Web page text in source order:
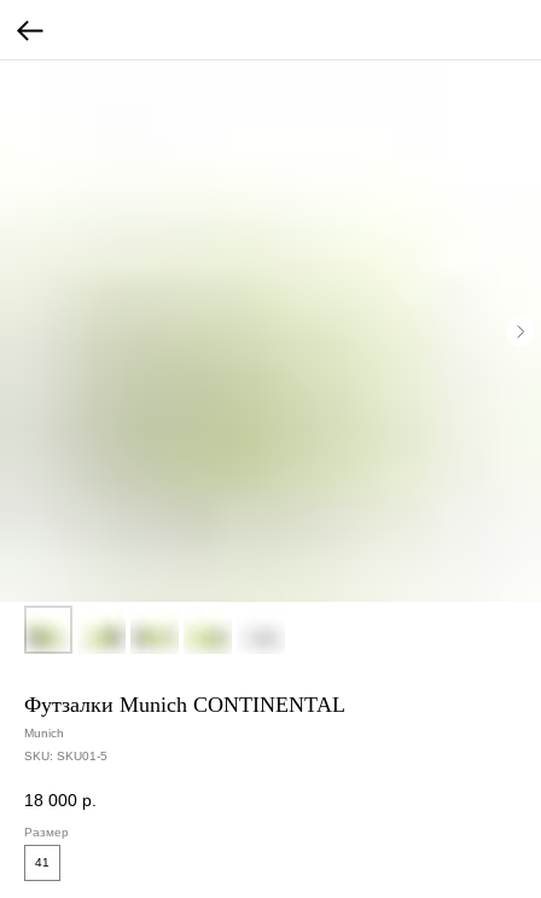
Футзалки Munich CONTINENTAL
Munich
SKU: SKU01-5
18 000 р.
Размер
41